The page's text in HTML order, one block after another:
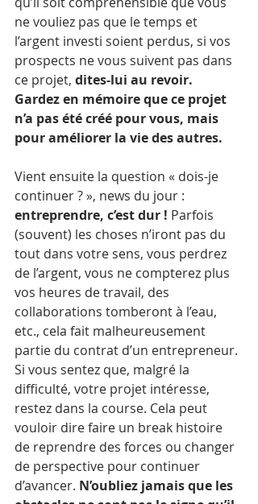
ne vouliez pas que le temps et
l’argent investi soient perdus, si vos
prospects ne vous suivent pas dans
ce projet, dites-lui au revoir.
Gardez en mémoire que ce projet
n’a pas été créé pour vous, mais
pour améliorer la vie des autres.
Vient ensuite la question « dois-je
continuer ? », news du jour :
entreprendre, c’est dur ! Parfois
(souvent) les choses n’iront pas du
tout dans votre sens, vous perdrez
de l’argent, vous ne compterez plus
vos heures de travail, des
collaborations tomberont à l’eau,
etc., cela fait malheureusement
partie du contrat d’un entrepreneur.
Si vous sentez que, malgré la
difficulté, votre projet intéresse,
restez dans la course. Cela peut
vouloir dire faire un break histoire
de reprendre des forces ou changer
de perspective pour continuer
d’avancer. N’oubliez jamais que les